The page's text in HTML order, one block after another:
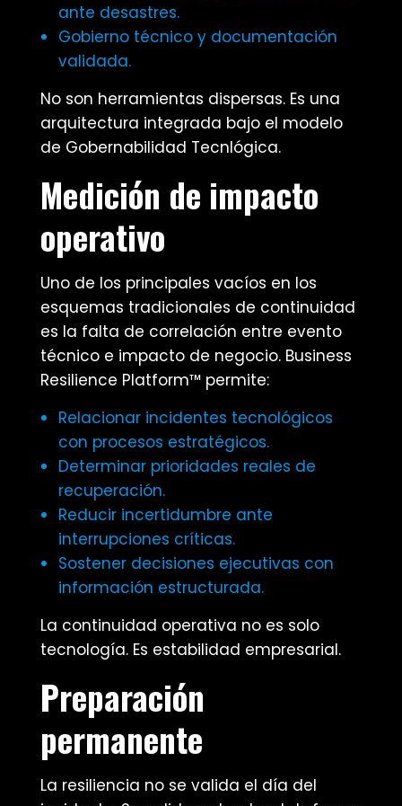
ante desastres.
Gobierno técnico y documentación
validada.
No son herramientas dispersas. Es una
arquitectura integrada bajo el modelo
de Gobernabilidad Tecnlógica.
Medición de impacto
operativo
Uno de los principales vacíos en los
esquemas tradicionales de continuidad
es la falta de correlación entre evento
técnico e impacto de negocio. Business
Resilience Platform™ permite:
Relacionar incidentes tecnológicos
con procesos estratégicos.
Determinar prioridades reales de
recuperación.
Reducir incertidumbre ante
interrupciones críticas.
Sostener decisiones ejecutivas con
información estructurada.
La continuidad operativa no es solo
tecnología. Es estabilidad empresarial.
Preparación
permanente
La resiliencia no se valida el día del